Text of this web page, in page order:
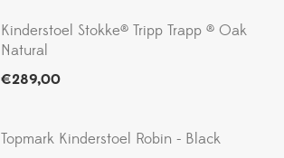
Kinderstoel Stokke® Tripp Trapp ® Oak
Natural
€289,00
Topmark Kinderstoel Robin - Black